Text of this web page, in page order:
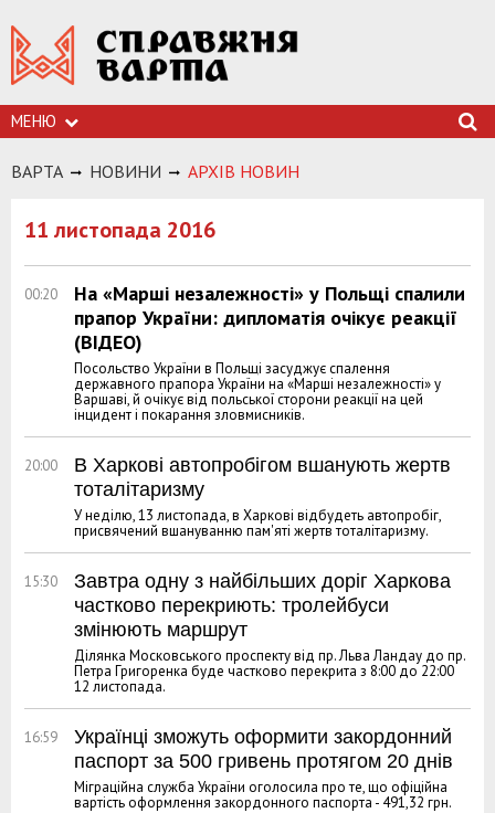
МЕНЮ
ВАРТА НОВИНИ АРХIВ НОВИН
11 листопада 2016
00:20
На «Марші незалежності» у Польщі спалили
прапор України: дипломатія очікує реакції
(ВІДЕО)
Посольство України в Польщі засуджує спалення
державного прапора України на «Марші незалежності» у
Варшаві, й очікує від польської сторони реакції на цей
інцидент і покарання зловмисників.
20:00
В Харкові автопробігом вшанують жертв
тоталітаризму
У неділю, 13 листопада, в Харкові відбудеть автопробіг,
присвячений вшануванню пам'яті жертв тоталітаризму.
15:30
Завтра одну з найбільших доріг Харкова
частково перекриють: тролейбуси
змінюють маршрут
Ділянка Московського проспекту від пр. Льва Ландау до пр.
Петра Григоренка буде частково перекрита з 8:00 до 22:00
12 листопада.
16:59
Українці зможуть оформити закордонний
паспорт за 500 гривень протягом 20 днів
Міграційна служба України оголосила про те, що офіційна
вартість оформлення закордонного паспорта - 491,32 грн.